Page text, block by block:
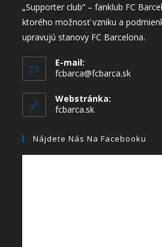
„Supporter club“ – fanklub FC
ktorého možnosť vzniku a
upravujú stanovy FC Barcelona.
E-mail:
fcbarca@fcbarca.sk
Webstránka:
fcbarca.sk
Nájdete Nás Na Facebooku